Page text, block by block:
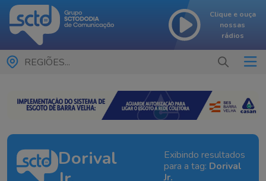
Clique e ouça
nossas
rádios
REGIÕES...
Dorival
Exibindo resultados
para a tag: Dorival
Jr.